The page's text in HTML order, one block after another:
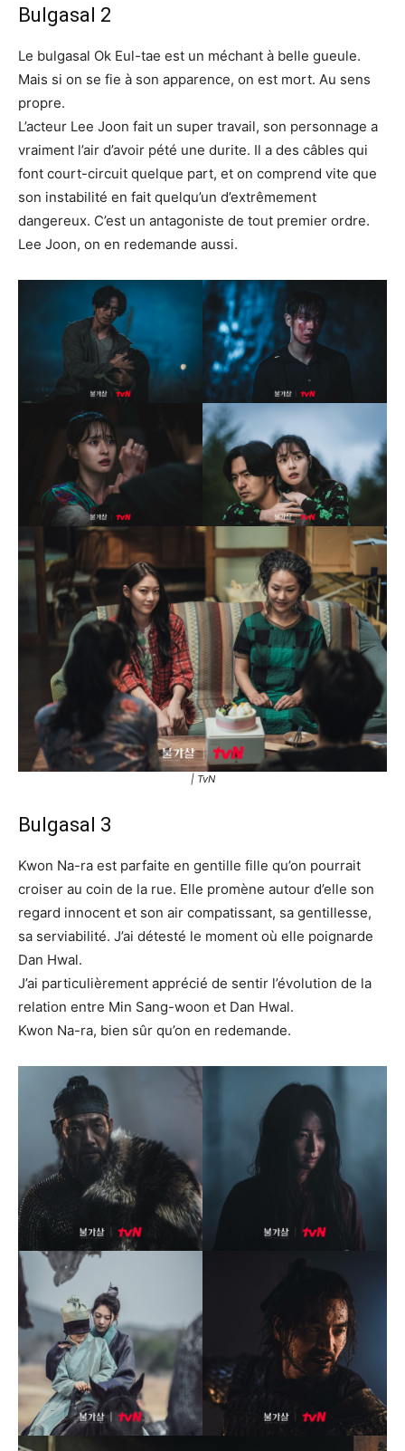
Bulgasal 2
Le bulgasal Ok Eul-tae est un méchant à belle gueule.
Mais si on se fie à son apparence, on est mort. Au sens
propre.
L’acteur Lee Joon fait un super travail, son personnage a
vraiment l’air d’avoir pété une durite. Il a des câbles qui
font court-circuit quelque part, et on comprend vite que
son instabilité en fait quelqu’un d’extrêmement
dangereux. C’est un antagoniste de tout premier ordre.
Lee Joon, on en redemande aussi.
| TvN
Bulgasal 3
Kwon Na-ra est parfaite en gentille fille qu’on pourrait
croiser au coin de la rue. Elle promène autour d’elle son
regard innocent et son air compatissant, sa gentillesse,
sa serviabilité. J’ai détesté le moment où elle poignarde
Dan Hwal.
J’ai particulièrement apprécié de sentir l’évolution de la
relation entre Min Sang-woon et Dan Hwal.
Kwon Na-ra, bien sûr qu’on en redemande.